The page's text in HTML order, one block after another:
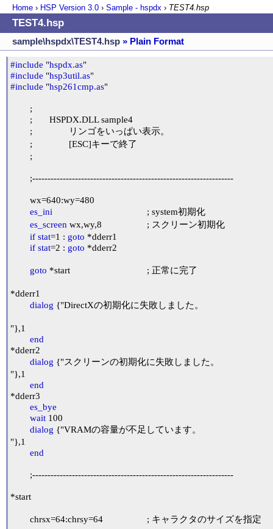
Home › HSP Version 3.0 › Sample - hspdx › TEST4.hsp
TEST4.hsp
sample\hspdx\TEST4.hsp » Plain Format
#include "hspdx.as
#include "hsp3util.as
#include "hsp261cmp.as"
es_ini
es_screen wx,wy,8			; スクリーン初期化
if stat=1 : goto *dderr1
if stat=2 : goto *dderr2
goto *start				; 正常に完了
*dderr1
dialog {"DirectXの初期化に失敗しました。
"},1
end
*dderr2
dialog {"スクリーンの初期化に失敗しました。
"},1
end
*dderr3
es_bye
wait 100
dialog {"VRAMの容量が不足しています。
"},1
end
*start